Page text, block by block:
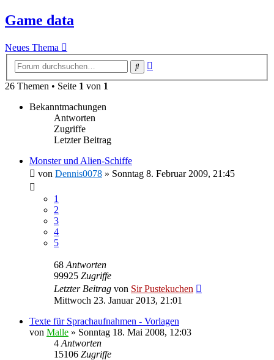
Game data
Neues Thema
Suche
26 Themen • Seite 1 von 1
Bekanntmachungen
Antworten
Zugriffe
Letzter Beitrag
Monster und Alien-Schiffe
von Dennis0078 » Sonntag 8. Februar 2009, 21:45
1
2
3
4
5
68 Antworten
99925 Zugriffe
Letzter Beitrag von Sir Pustekuchen
Mittwoch 23. Januar 2013, 21:01
Texte für Sprachaufnahmen - Vorlagen
von Malle » Sonntag 18. Mai 2008, 12:03
4 Antworten
15106 Zugriffe